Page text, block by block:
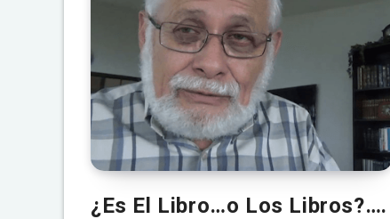
¿Es El Libro…o Los Libros?….